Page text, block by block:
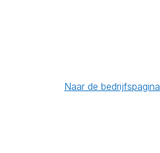
Naar de bedrijfspagina